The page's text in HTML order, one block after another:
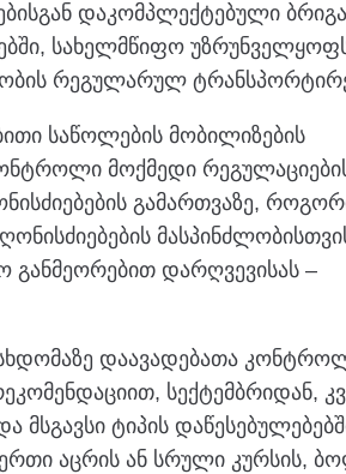
დაკომპლექტებული
სახელმწიფო
რეგულარულ
საწოლების მობილიზების
მოქმედი
გამართვაზე,
განმეორებით დარღვევისას –
დაავადებათა
სექტემბრიდან,
მსგავსი ტიპის
აცრის ან სრული კურსის,